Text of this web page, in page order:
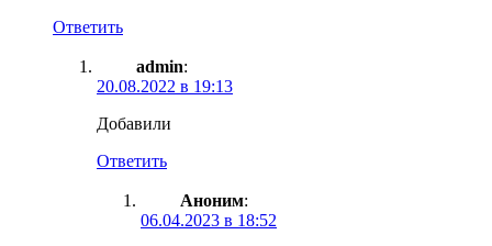
Ответить
admin:
20.08.2022 в 19:13
Добавили
Ответить
Аноним:
06.04.2023 в 18:52